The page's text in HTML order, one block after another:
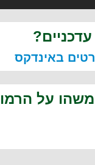
באינדקס
על